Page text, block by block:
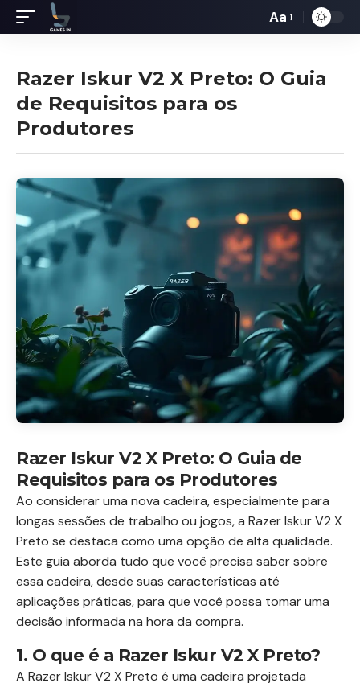
fontes
Aa
Razer Iskur V2 X Preto: O Guia
de Requisitos para os
Produtores
Razer Iskur V2 X Preto: O Guia de
Requisitos para os Produtores
Ao considerar uma nova cadeira, especialmente para
longas sessões de trabalho ou jogos, a Razer Iskur V2 X
Preto se destaca como uma opção de alta qualidade.
Este guia aborda tudo que você precisa saber sobre
essa cadeira, desde suas características até
aplicações práticas, para que você possa tomar uma
decisão informada na hora da compra.
1. O que é a Razer Iskur V2 X Preto?
A Razer Iskur V2 X Preto é uma cadeira projetada